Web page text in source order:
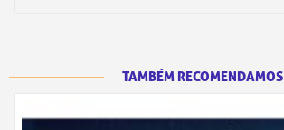
TAMBÉM RECOMENDAMOS